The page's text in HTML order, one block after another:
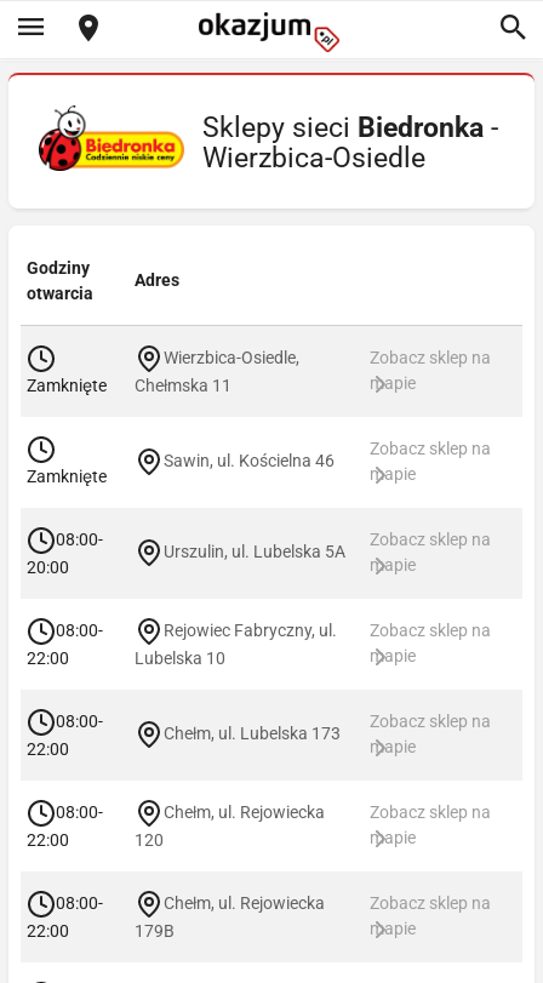
Sklepy sieci Biedronka -
Wierzbica-Osiedle
Godziny
otwarcia
Adres
Zamknięte
Wierzbica-Osiedle,
Chełmska 11
Zobacz sklep na
mapie
Zamknięte
Sawin, ul. Kościelna 46
Zobacz sklep na
mapie
08:00-
20:00
Urszulin, ul. Lubelska 5A
Zobacz sklep na
mapie
08:00-
22:00
Rejowiec Fabryczny, ul.
Lubelska 10
Zobacz sklep na
mapie
08:00-
22:00
Chełm, ul. Lubelska 173
Zobacz sklep na
mapie
08:00-
22:00
Chełm, ul. Rejowiecka
120
Zobacz sklep na
mapie
08:00-
22:00
Chełm, ul. Rejowiecka
179B
Zobacz sklep na
mapie